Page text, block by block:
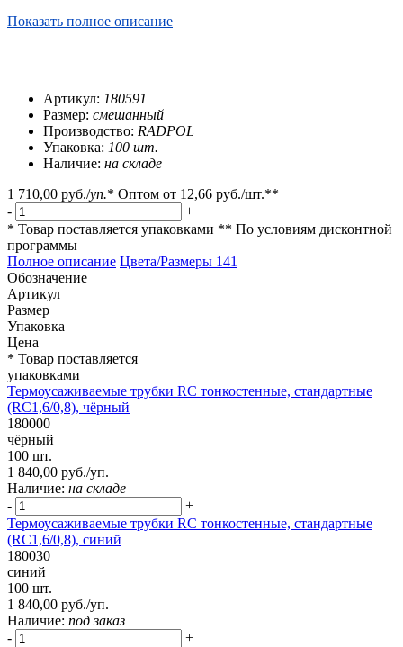
Показать полное описание
Артикул: 180591
Размер: смешанный
Производство: RADPOL
Упаковка: 100 шт.
Наличие: на складе
1 710,00 руб./уп.* Оптом от 12,66 руб./шт.**
-
+
* Товар поставляется упаковками ** По условиям дисконтной
программы
Полное описание Цвета/Размеры 141
Обозначение
Артикул
Размер
Упаковка
Цена
* Товар поставляется
упаковками
Термоусаживаемые трубки RC тонкостенные, стандартные
(RC1,6/0,8), чёрный
180000
чёрный
100 шт.
1 840,00 руб./уп.
Наличие: на складе
-
+
Термоусаживаемые трубки RC тонкостенные, стандартные
(RC1,6/0,8), синий
180030
синий
100 шт.
1 840,00 руб./уп.
Наличие: под заказ
-
+